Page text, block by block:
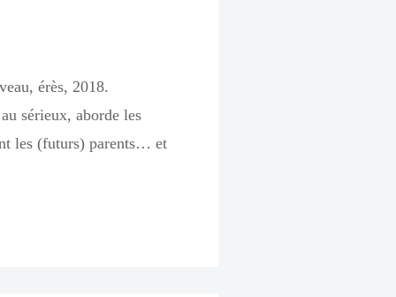
érès, 2018.
sérieux, aborde les
les (futurs) parents… et